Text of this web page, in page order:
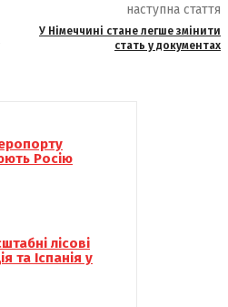
наступна стаття
У Німеччині стане легше змінити
стать у документах
Росію
лісові
та Іспанія у